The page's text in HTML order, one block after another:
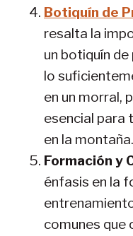
Botiquín de
resalta la
un botiquín
lo
en un morral,
esencial para
en la montaña.
Formación y
énfasis en la
comunes que